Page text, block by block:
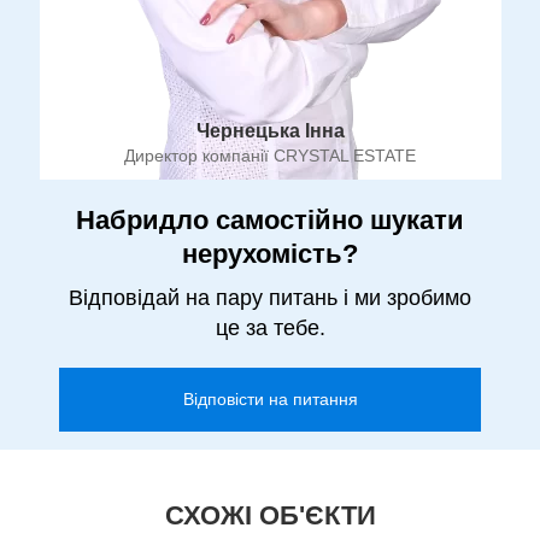
Чернецька Інна
Директор компанії CRYSTAL ESTATE
Набридло самостійно шукати
нерухомість?
Відповідай на пару питань і ми зробимо
це за тебе.
Відповісти на питання
СХОЖІ ОБ'ЄКТИ